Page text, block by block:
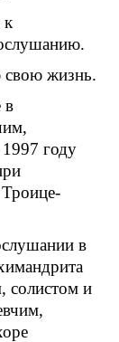
к
свою жизнь.
в
1997 году
в
солистом и